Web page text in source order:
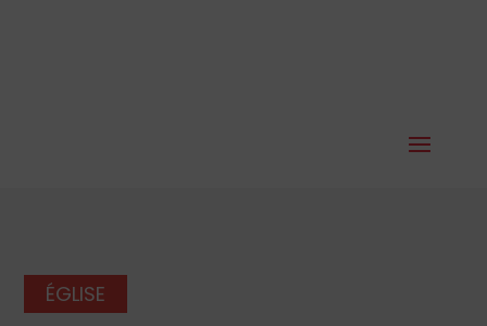
ÉGLISE